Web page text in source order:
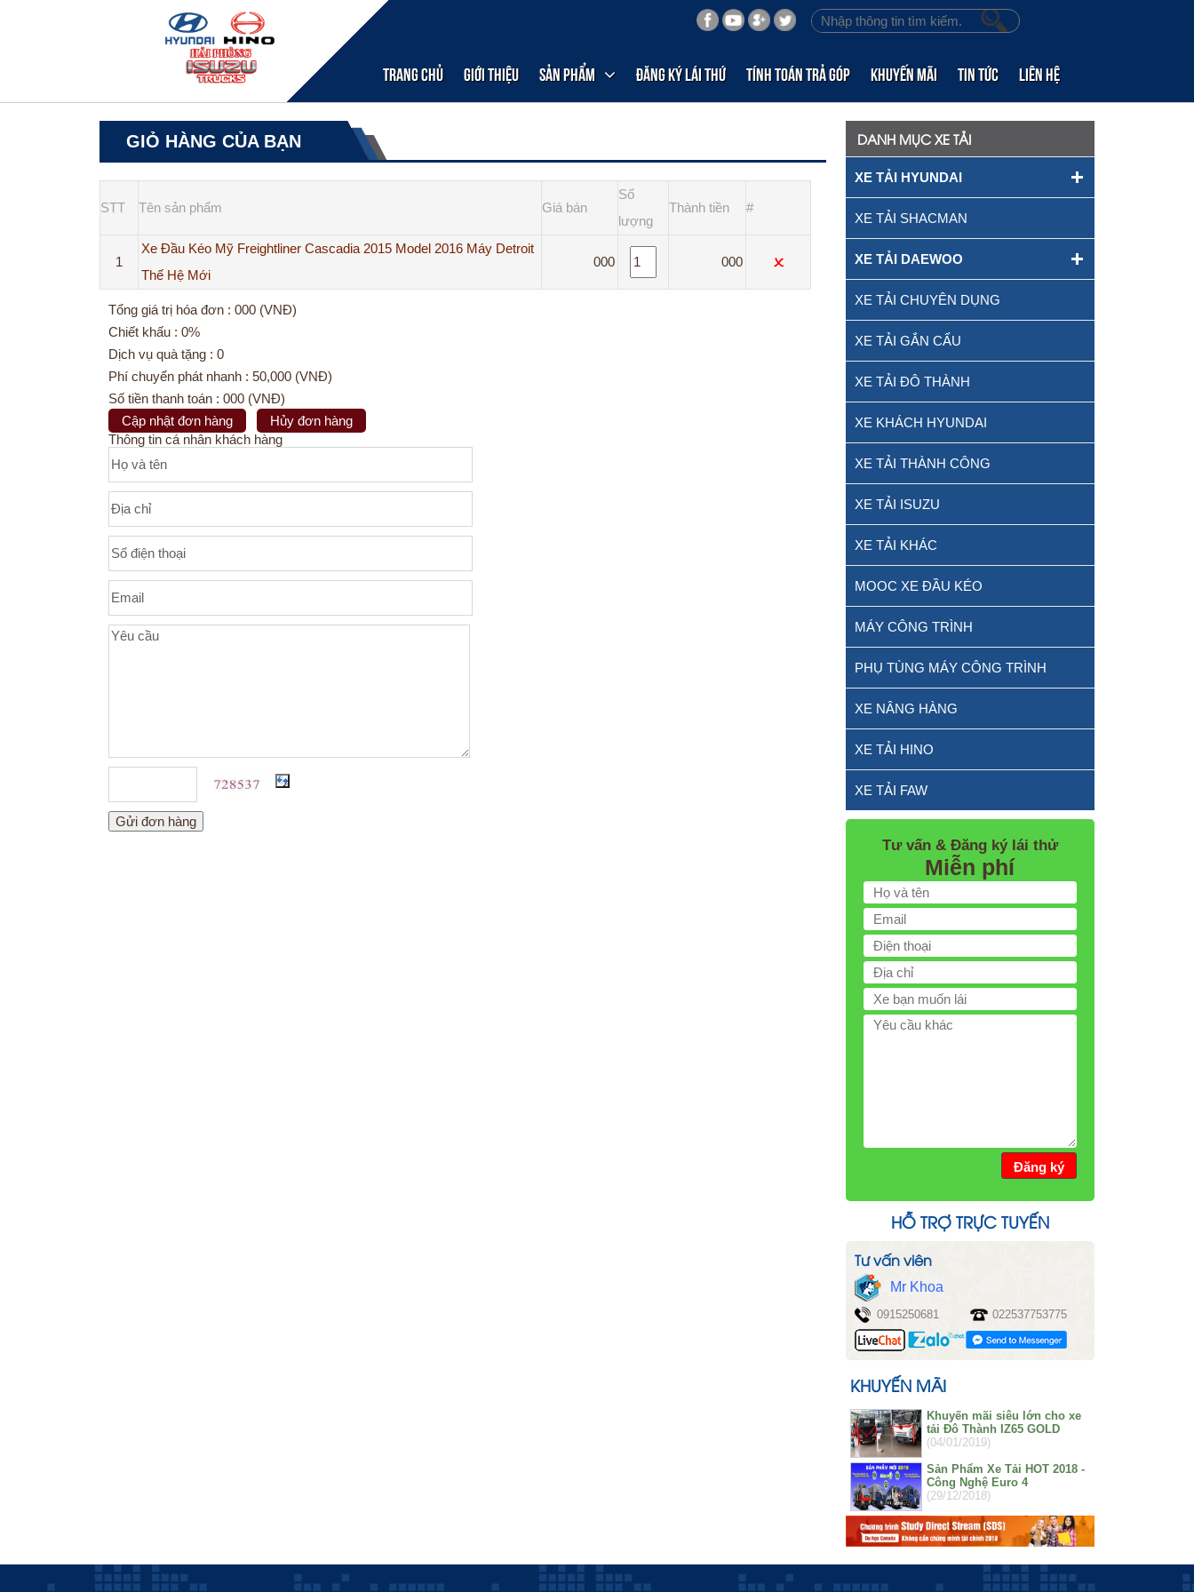
Trang chủ Giới thiệu Sản phẩm Đăng ký lái thứ Tính toán trả góp Khuyến mãi Tin tức Liên hệ
GIỎ HÀNG CỦA BẠN
STT Tên sản phẩm Giá bán
Số
lượng
Thành tiền #
1
Xe Đầu Kéo Mỹ Freightliner Cascadia 2015 Model 2016 Máy Detroit
Thế Hệ Mới
000 000
Tổng giá trị hóa đơn : 000 (VNĐ)
Chiết khấu : 0%
Dịch vụ quà tặng : 0
Phí chuyển phát nhanh : 50,000 (VNĐ)
Số tiền thanh toán : 000 (VNĐ)
Cập nhật đơn hàng
Hủy đơn hàng
Thông tin cá nhân khách hàng
DANH MỤC XE TẢI
XE TẢI HYUNDAI
XE TẢI SHACMAN
XE TẢI DAEWOO
XE TẢI CHUYÊN DỤNG
XE TẢI GẮN CẨU
XE TẢI ĐÔ THÀNH
XE KHÁCH HYUNDAI
XE TẢI THÀNH CÔNG
XE TẢI ISUZU
XE TẢI KHÁC
MOOC XE ĐẦU KÉO
MÁY CÔNG TRÌNH
PHỤ TÙNG MÁY CÔNG TRÌNH
XE NÂNG HÀNG
XE TẢI HINO
XE TẢI FAW
Tư vấn & Đăng ký lái thử
Miễn phí
HỖ TRỢ TRỰC TUYẾN
Tư vấn viên
Mr Khoa
0915250681 022537753775
KHUYẾN MÃI
Khuyến mãi siêu lớn cho xe
tải Đô Thành IZ65 GOLD
(04/01/2019)
Sản Phẩm Xe Tải HOT 2018 -
Công Nghệ Euro 4
(29/12/2018)